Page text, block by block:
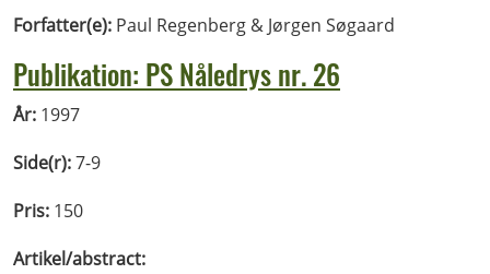
Forfatter(e): Paul Regenberg & Jørgen Søgaard
Publikation: PS Nåledrys nr. 26
År: 1997
Side(r):7-9
Pris: 150
Artikel/abstract: